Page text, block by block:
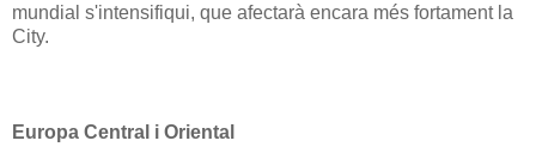
mundial s'intensifiqui, que afectarà encara més fortament la
City.
Europa Central i Oriental